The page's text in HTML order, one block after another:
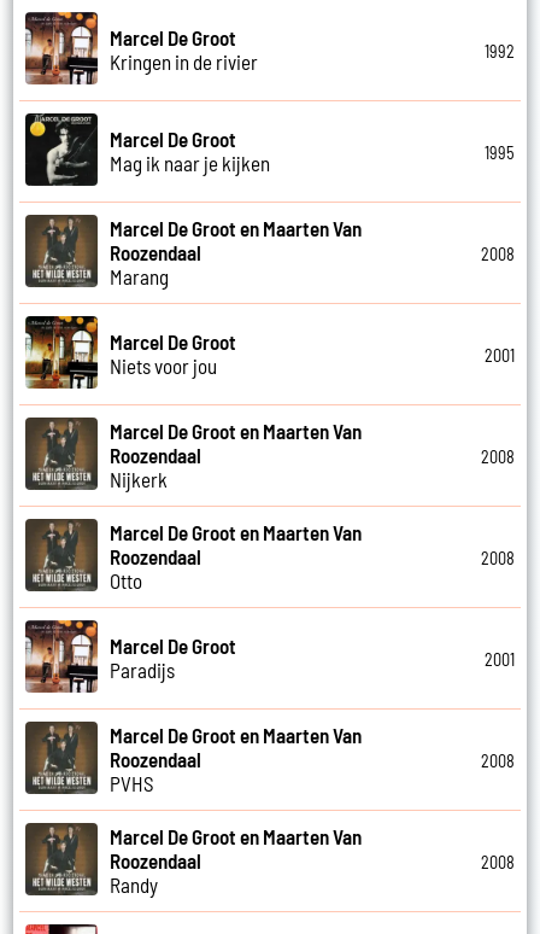
Marcel De Groot
Kringen in de rivier
1992
Marcel De Groot
Mag ik naar je kijken
1995
Marcel De Groot en Maarten Van
Roozendaal
Marang
2008
Marcel De Groot
Niets voor jou
2001
Marcel De Groot en Maarten Van
Roozendaal
Nijkerk
2008
Marcel De Groot en Maarten Van
Roozendaal
Otto
2008
Marcel De Groot
Paradijs
2001
Marcel De Groot en Maarten Van
Roozendaal
PVHS
2008
Marcel De Groot en Maarten Van
Roozendaal
Randy
2008